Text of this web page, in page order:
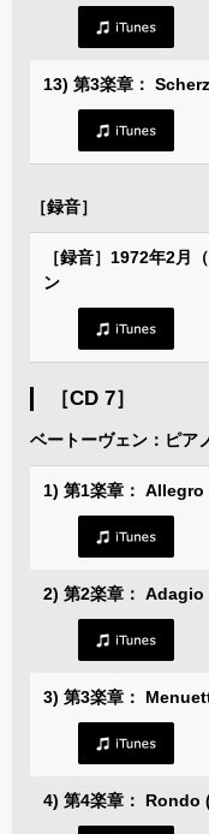
13) 第3楽章：
［録音］
［録音］1972年2月
ン
［CD 7］
ベートーヴェン：ピア
1) 第1楽章：
2) 第2楽章：
3) 第3楽章：
4) 第4楽章： Rondo